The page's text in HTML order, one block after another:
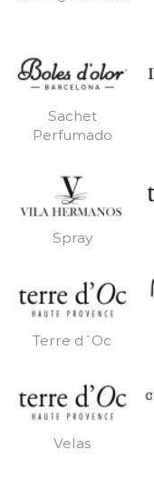
Sachet
Perfumado
Spray
Terre d´Oc
Velas